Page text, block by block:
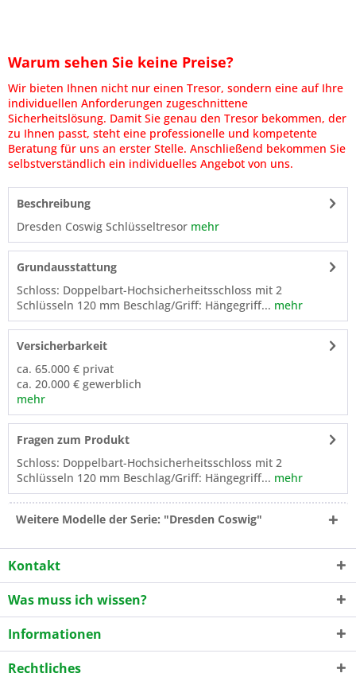
Warum sehen Sie keine Preise?
Wir bieten Ihnen nicht nur einen Tresor, sondern eine auf Ihre
individuellen Anforderungen zugeschnittene
Sicherheitslösung. Damit Sie genau den Tresor bekommen, der
zu Ihnen passt, steht eine professionelle und kompetente
Beratung für uns an erster Stelle. Anschließend bekommen Sie
selbstverständlich ein individuelles Angebot von uns.
Beschreibung
Dresden Coswig Schlüsseltresor mehr
Grundausstattung
Schloss: Doppelbart-Hochsicherheitsschloss mit 2
Schlüsseln 120 mm Beschlag/Griff: Hängegriff... mehr
Versicherbarkeit
ca. 65.000 € privat
ca. 20.000 € gewerblich
mehr
Fragen zum Produkt
Schloss: Doppelbart-Hochsicherheitsschloss mit 2
Schlüsseln 120 mm Beschlag/Griff: Hängegriff... mehr
Weitere Modelle der Serie: "Dresden Coswig"
Kontakt
Was muss ich wissen?
Informationen
Rechtliches